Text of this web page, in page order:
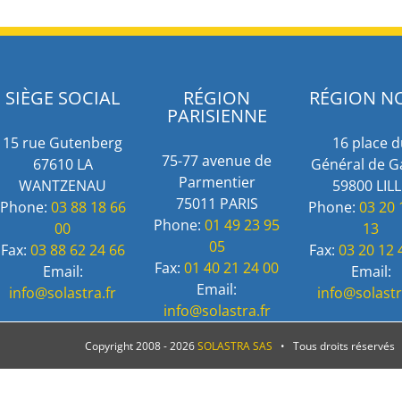
SIÈGE SOCIAL
15 rue Gutenberg
67610 LA
WANTZENAU
Phone: 03 88 18 66
00
Fax: 03 88 62 24 66
Email:
info@solastra.fr
RÉGION
PARISIENNE
75-77 avenue de
Parmentier
75011 PARIS
Phone:01 49 23 95
05
Fax:01 40 21 24 00
Email:
info@solastra.fr
RÉGION
16 place
Général de
59800
Phone: 03 20
13
Fax: 03 20 12
Email:
Copyright 2008 -2026SOLASTRA SAS • Tous droits réservés